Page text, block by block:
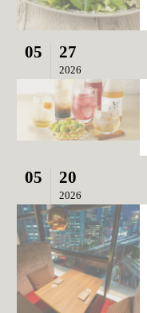
05 27
2026
05 20
2026